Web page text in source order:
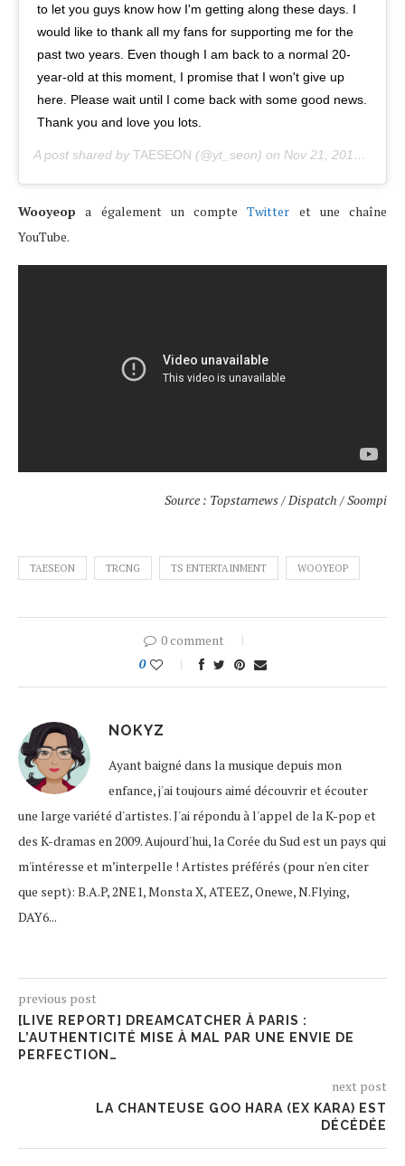
to let you guys know how I'm getting along these days. I
would like to thank all my fans for supporting me for the
past two years. Even though I am back to a normal 20-
year-old at this moment, I promise that I won't give up
here. Please wait until I come back with some good news.
Thank you and love you lots.
A post shared by TAESEON (@yt_seon) on Nov 21, 2019 at 2:20am PST
Wooyeop a également un compteTwitter et une chaîne
YouTube.
Source : Topstarnews / Dispatch / Soompi
TAESEON TRCNG TS ENTERTAINMENT WOOYEOP
0 comment
0
NOKYZ
Ayant baigné dans la musique depuis mon
enfance, j'ai toujours aimé découvrir et écouter
une large variété d'artistes. J'ai répondu à l'appel de la K-pop et
des K-dramas en 2009. Aujourd'hui, la Corée du Sud est un pays qui
m'intéresse et m’interpelle ! Artistes préférés (pour n'en citer
que sept): B.A.P, 2NE1, Monsta X, ATEEZ, Onewe, N.Flying,
DAY6...
previous post
[LIVE REPORT] DREAMCATCHER À PARIS :
L’AUTHENTICITÉ MISE À MAL PAR UNE ENVIE DE
PERFECTION…
next post
LA CHANTEUSE GOO HARA (EX KARA) EST
DÉCÉDÉE